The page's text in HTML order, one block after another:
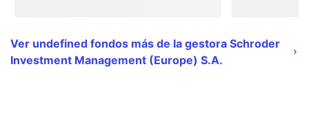
Ver undefined fondos más de la gestora Schroder
Investment Management (Europe) S.A.